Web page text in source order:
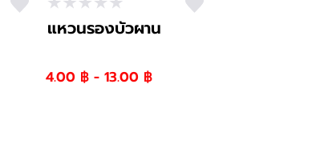
แหวนรองบัวผาน
4.00 ฿ - 13.00 ฿